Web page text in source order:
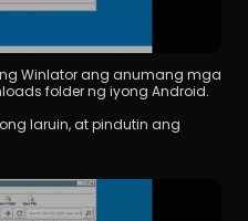
Winlator ang anumang mga
folder ng iyong Android.